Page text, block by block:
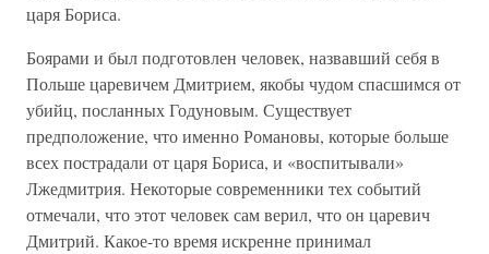
царя Бориса.
Боярами и был подготовлен человек, назвавший себя в
Польше царевичем Дмитрием, якобы чудом спасшимся от
убийц, посланных Годуновым. Существует
предположение, что именно Романовы, которые больше
всех пострадали от царя Бориса, и «воспитывали»
Лжедмитрия. Некоторые современники тех событий
отмечали, что этот человек сам верил, что он царевич
Дмитрий. Какое-то время искренне принимал